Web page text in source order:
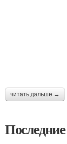
читать дальше →